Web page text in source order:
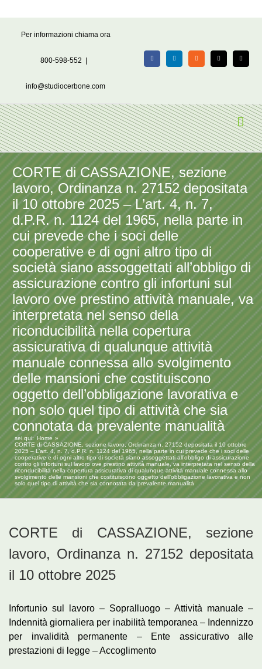
Per informazioni chiama ora
800-598-552
info@studiocerbone.com
FacebookLinkedIn Rss X Email
CORTE di CASSAZIONE, sezione
lavoro, Ordinanza n. 27152 depositata
il 10 ottobre 2025 – L’art. 4, n. 7,
d.P.R. n. 1124 del 1965, nella parte in
cui prevede che i soci delle
cooperative e di ogni altro tipo di
società siano assoggettati all’obbligo di
assicurazione contro gli infortuni sul
lavoro ove prestino attività manuale, va
interpretata nel senso della
riconducibilità nella copertura
assicurativa di qualunque attività
manuale connessa allo svolgimento
delle mansioni che costituiscono
oggetto dell’obbligazione lavorativa e
non solo quel tipo di attività che sia
connotata da prevalente manualità
sei qui: Home
CORTE di CASSAZIONE, sezione lavoro, Ordinanza n. 27152 depositata il 10 ottobre
2025 – L’art. 4, n. 7, d.P.R. n. 1124 del 1965, nella parte in cui prevede che i soci delle
cooperative e di ogni altro tipo di società siano assoggettati all’obbligo di assicurazione
contro gli infortuni sul lavoro ove prestino attività manuale, va interpretata nel senso della
riconducibilità nella copertura assicurativa di qualunque attività manuale connessa allo
svolgimento delle mansioni che costituiscono oggetto dell’obbligazione lavorativa e non
solo quel tipo di attività che sia connotata da prevalente manualità
CORTE di CASSAZIONE, sezione
lavoro, Ordinanza n. 27152 depositata
il 10 ottobre 2025
Infortunio sul lavoro – Sopralluogo – Attività manuale –
Indennità giornaliera per inabilità temporanea – Indennizzo
per invalidità permanente – Ente assicurativo alle
prestazioni di legge – Accoglimento